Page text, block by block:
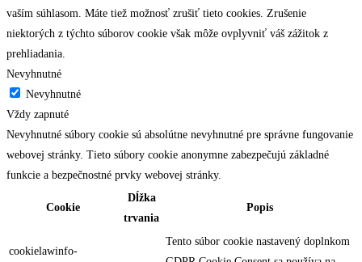
vaším súhlasom. Máte tiež možnosť zrušiť tieto cookies. Zrušenie
niektorých z týchto súborov cookie však môže ovplyvniť váš zážitok z
prehliadania.
Nevyhnutné
Nevyhnutné
Vždy zapnuté
Nevyhnutné súbory cookie sú absolútne nevyhnutné pre správne fungovanie
webovej stránky. Tieto súbory cookie anonymne zabezpečujú základné
funkcie a bezpečnostné prvky webovej stránky.
Cookie
Dĺžka
trvania
Popis
cookielawinfo-
Tento súbor cookie nastavený doplnkom